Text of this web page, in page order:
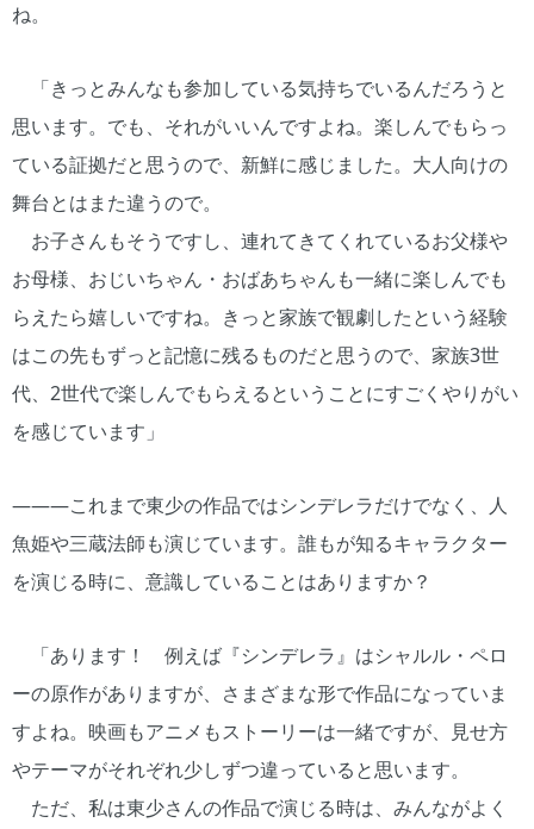
ね。
「きっとみんなも参加している気持ちでいるんだろうと
思います。でも、それがいいんですよね。楽しんでもらっ
ている証拠だと思うので、新鮮に感じました。大人向けの
舞台とはまた違うので。
お子さんもそうですし、連れてきてくれているお父様や
お母様、おじいちゃん・おばあちゃんも一緒に楽しんでも
らえたら嬉しいですね。きっと家族で観劇したという経験
はこの先もずっと記憶に残るものだと思うので、家族3世
代、2世代で楽しんでもらえるということにすごくやりがい
を感じています」
―――これまで東少の作品ではシンデレラだけでなく、人
魚姫や三蔵法師も演じています。誰もが知るキャラクター
を演じる時に、意識していることはありますか？
「あります！ 例えば『シンデレラ』はシャルル・ペロ
ーの原作がありますが、さまざまな形で作品になっていま
すよね。映画もアニメもストーリーは一緒ですが、見せ方
やテーマがそれぞれ少しずつ違っていると思います。
ただ、私は東少さんの作品で演じる時は、みんながよく